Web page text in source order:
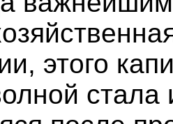
этого
стала